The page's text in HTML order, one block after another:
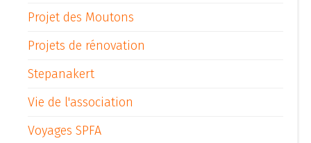
Projet des Moutons
Projets de rénovation
Stepanakert
Vie de l'association
Voyages SPFA